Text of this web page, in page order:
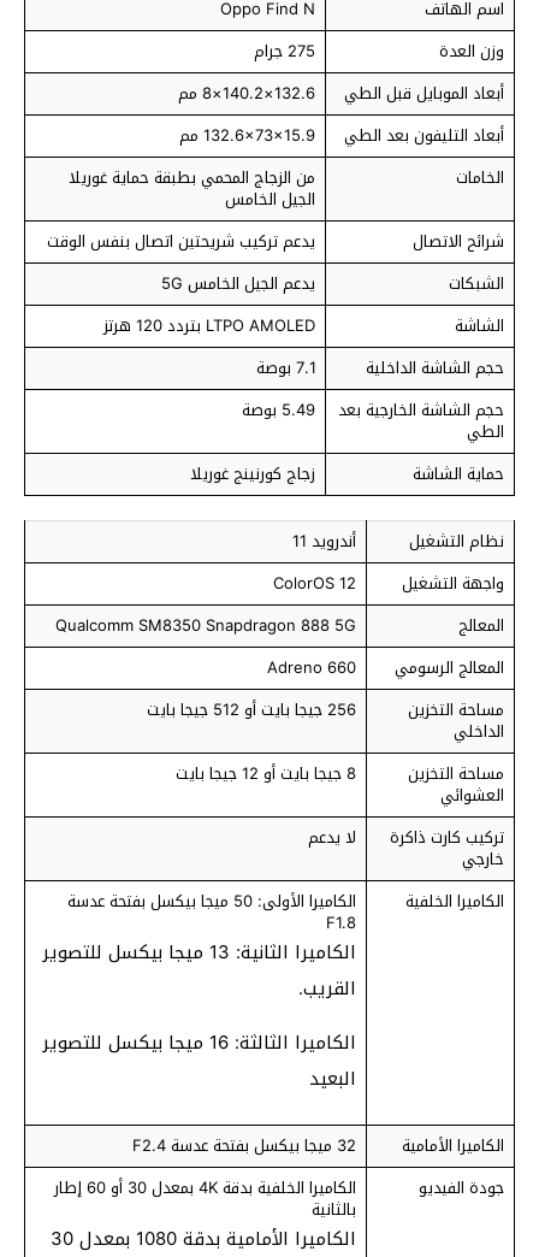
اسم الهاتف
Oppo Find N
وزن العدة
275 جرام
أبعاد الموبايل قبل الطي
132.6×140.2×8 مم
أبعاد التليفون بعد الطي
132.6x73x15.9 مم
الخامات
من الزجاج المحمي بطبقة حماية غوريلا
الجيل الخامس
شرائح الاتصال
يدعم تركيب شريحتين اتصال بنفس الوقت
الشبكات
يدعم الجيل الخامس 5G
الشاشة
LTPO AMOLED بتردد 120 هرتز
حجم الشاشة الداخلية
7.1 بوصة
حجم الشاشة الخارجية بعد
الطي
5.49 بوصة
حماية الشاشة زجاج كورنينج غوريلا
نظام التشغيل
أندرويد 11
واجهة التشغيل
ColorOS 12
المعالج
Qualcomm SM8350 Snapdragon 888 5G
المعالج الرسومي
Adreno 660
مساحة التخزين
الداخلي
256 جيجا بايت أو 512 جيجا بايت
مساحة التخزين
العشوائي
8 جيجا بايت أو 12 جيجا بايت
تركيب كارت ذاكرة
خارجي
لا يدعم
الكاميرا الخلفية الكاميرا الأولى: 50 ميجا بيكسل بفتحة عدسة
F1.8
الكاميرا الثانية: 13 ميجا بيكسل للتصوير
القريب.
الكاميرا الثالثة: 16 ميجا بيكسل للتصوير
البعيد
الكاميرا الأمامية
32 ميجا بيكسل بفتحة عدسة F2.4
جودة الفيديو
الكاميرا الخلفية بدقة 4K بمعدل 30 أو 60 إطار
بالثانية
الكاميرا الأمامية بدقة 1080 بمعدل 30